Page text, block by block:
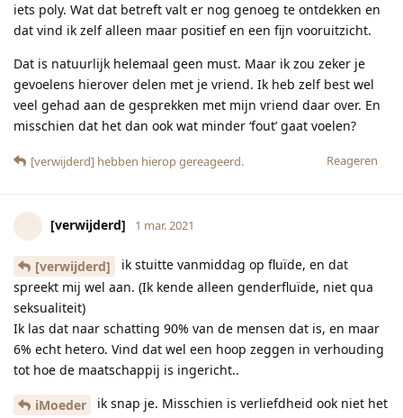
iets poly. Wat dat betreft valt er nog genoeg te ontdekken en
dat vind ik zelf alleen maar positief en een fijn vooruitzicht.
Dat is natuurlijk helemaal geen must. Maar ik zou zeker je
gevoelens hierover delen met je vriend. Ik heb zelf best wel
veel gehad aan de gesprekken met mijn vriend daar over. En
misschien dat het dan ook wat minder ‘fout’ gaat voelen?
Reageren
[verwijderd] hebben hierop gereageerd.
[verwijderd] 1 mar. 2021
[verwijderd]
ik stuitte vanmiddag op fluïde, en dat
spreekt mij wel aan. (Ik kende alleen genderfluïde, niet qua
seksualiteit)
Ik las dat naar schatting 90% van de mensen dat is, en maar
6% echt hetero. Vind dat wel een hoop zeggen in verhouding
tot hoe de maatschappij is ingericht..
iMoeder
ik snap je. Misschien is verliefdheid ook niet het